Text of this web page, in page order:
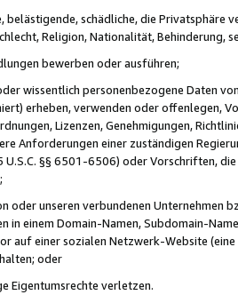
belästigende, schädliche, die Privatsphäre
Religion, Nationalität, Behinderung,
bewerben oder ausführen;
wissentlich personenbezogene Daten
erheben, verwenden oder offenlegen,
Lizenzen, Genehmigungen,
Anforderungen einer zuständigen
U.S.C. §§ 6501-6506) oder Vorschriften,
oder unseren verbundenen Unternehmen
in einem Domain-Namen, Subdomain-
auf einer sozialen Netzwerk-Website
oder
Eigentumsrechte verletzen.